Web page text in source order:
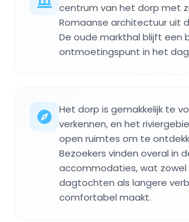
centrum van het dorp met
Romaanse architectuur uit
De oude markthal blijft een
ontmoetingspunt in het
Het dorp is gemakkelijk te
verkennen, en het
open ruimtes om te
Bezoekers vinden overal in
accommodaties, wat zowel
dagtochten als langere
comfortabel maakt.